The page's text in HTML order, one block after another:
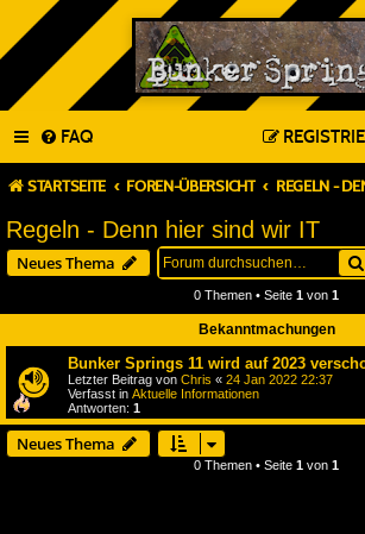
FAQ
STARTSEITE FOREN-ÜBERSICHT
Regeln - Denn hier sind wir IT
Neues Thema
0 Themen • Seite 1 von 1
Bekanntmachungen
Bunker Springs 11 wird auf 2023
Letzter Beitrag von Chris « 24 Jan 2022 22:37
Verfasst in Aktuelle Informationen
Antworten: 1
Neues Thema
0 Themen • Seite 1 von 1